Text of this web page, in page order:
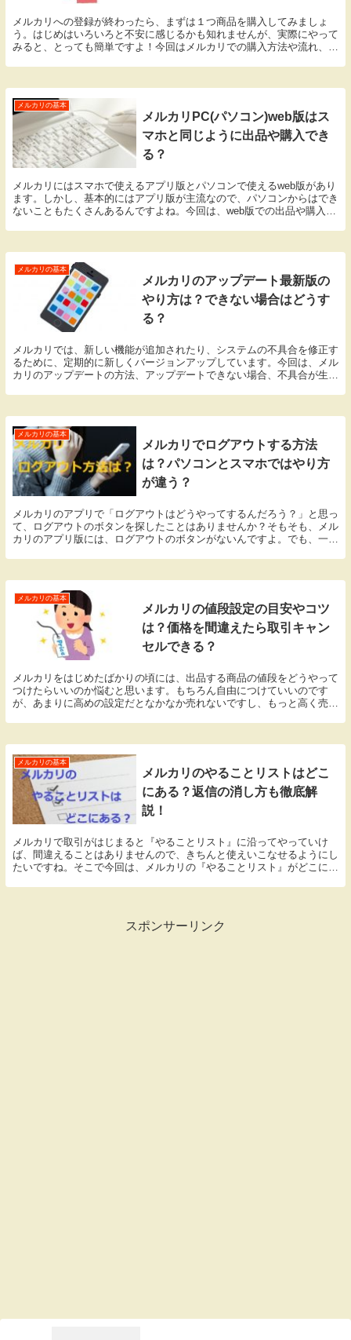
メルカリへの登録が終わったら、まずは１つ商品を購入してみましょ
う。はじめはいろいろと不安に感じるかも知れませんが、実際にやって
みると、とっても簡単ですよ！今回はメルカリでの購入方法や流れ、押
メルカリの基本
メルカリPC(パソコン)web版はス
マホと同じように出品や購入でき
る？
メルカリにはスマホで使えるアプリ版とパソコンで使えるweb版があり
ます。しかし、基本的にはアプリ版が主流なので、パソコンからはでき
ないこともたくさんあるんですよね。今回は、web版での出品や購入の
メルカリの基本
メルカリのアップデート最新版の
やり方は？できない場合はどうす
る？
メルカリでは、新しい機能が追加されたり、システムの不具合を修正す
るために、定期的に新しくバージョンアップしています。今回は、メル
カリのアップデートの方法、アップデートできない場合、不具合が生じ
メルカリの基本
メルカリでログアウトする方法
は？パソコンとスマホではやり方
が違う？
メルカリのアプリで「ログアウトはどうやってするんだろう？」と思っ
て、ログアウトのボタンを探したことはありませんか？そもそも、メル
カリのアプリ版には、ログアウトのボタンがないんですよ。でも、一
メルカリの基本
メルカリの値段設定の目安やコツ
は？価格を間違えたら取引キャン
セルできる？
メルカリをはじめたばかりの頃には、出品する商品の値段をどうやって
つけたらいいのか悩むと思います。もちろん自由につけていいのです
が、あまりに高めの設定だとなかなか売れないですし、もっと高く売れ
メルカリの基本
メルカリのやることリストはどこ
にある？返信の消し方も徹底解
説！
メルカリで取引がはじまると『やることリスト』に沿ってやっていけ
ば、間違えることはありませんので、きちんと使えいこなせるようにし
たいですね。そこで今回は、メルカリの『やることリスト』がどこにあ
スポンサーリンク